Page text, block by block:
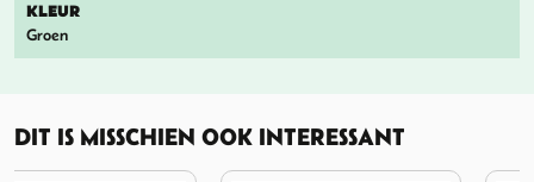
KLEUR
Groen
DIT IS MISSCHIEN OOK INTERESSANT